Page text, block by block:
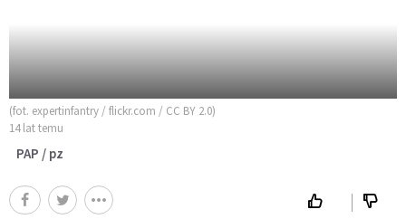
(fot. expertinfantry / flickr.com / CC BY 2.0)
14 lat temu
PAP / pz